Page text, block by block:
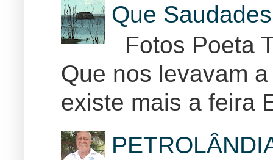
Que
Fotos Poeta
Que nos levavam
existe mais a feira